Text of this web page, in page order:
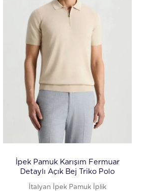
İpek Pamuk Karışım Fermuar
Detaylı Açık Bej Triko Polo
İtalyan İpek Pamuk İplik